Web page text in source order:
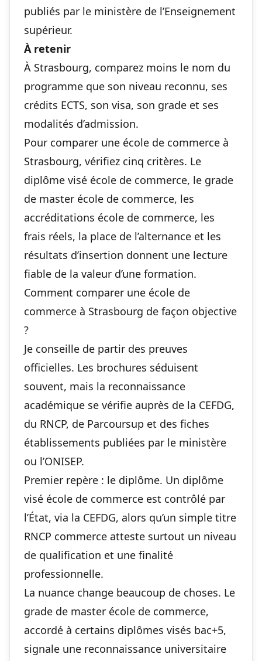
publiés par le ministère de l’Enseignement
supérieur.
À retenir
À Strasbourg, comparez moins le nom du
programme que son niveau reconnu, ses
crédits ECTS, son visa, son grade et ses
modalités d’admission.
Pour comparer une école de commerce à
Strasbourg, vérifiez cinq critères. Le
diplôme visé école de commerce, le grade
de master école de commerce, les
accréditations école de commerce, les
frais réels, la place de l’alternance et les
résultats d’insertion donnent une lecture
fiable de la valeur d’une formation.
Comment comparer une école de
commerce à Strasbourg de façon objective
?
Je conseille de partir des preuves
officielles. Les brochures séduisent
souvent, mais la reconnaissance
académique se vérifie auprès de la CEFDG,
du RNCP, de Parcoursup et des fiches
établissements publiées par le ministère
ou l’ONISEP.
Premier repère : le diplôme. Un diplôme
visé école de commerce est contrôlé par
l’État, via la CEFDG, alors qu’un simple titre
RNCP commerce atteste surtout un niveau
de qualification et une finalité
professionnelle.
La nuance change beaucoup de choses. Le
grade de master école de commerce,
accordé à certains diplômes visés bac+5,
signale une reconnaissance universitaire